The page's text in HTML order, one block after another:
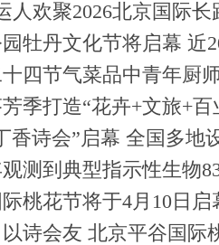
(2026.4.12 22:20)
人欢聚2026北京国际
22:17)
牡丹文化节将启幕 近
12:00)
四节气菜品中青年厨
(2026.4.10 21:05)
季打造“花卉+文旅+百
香诗会”启幕 全国多地
测到典型指示性生物
桃花节将于4月10日
08:21)
诗会友 北京平谷国际